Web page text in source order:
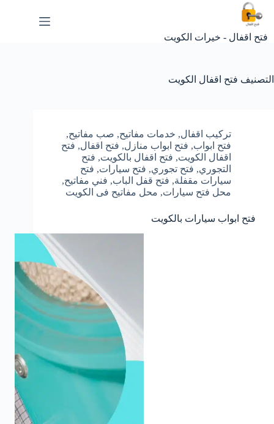
التجاوز
إلى
المحتوى
فتح اقفال - خيرات الكويت
التصنيف فتح اقفال الكويت
تركيب اقفال, خدمات مفاتيح, صب مفاتيح,
فتح ابواب, فتح ابواب منازل, فتح اقفال, فتح
اقفال الكويت, فتح اقفال بالكويت, فتح
التجوري, فتح تجوري, فتح سيارات, فتح
سيارات مقفلة, فتح قفل الباب, فني مفاتيح,
محل فتح سيارات, محل مفاتيح فى الكويت
فتح ابواب سيارات بالكويت